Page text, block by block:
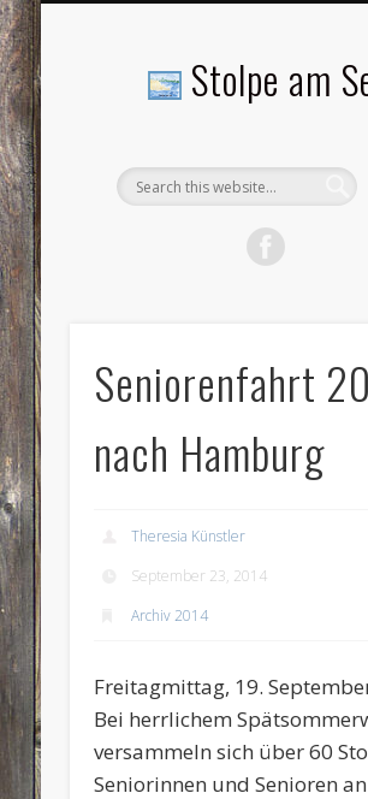
Stolpe am
Seniorenfahrt
nach Hamburg
Theresia Künstler
September 23, 2014
Archiv 2014
Freitagmittag, 19.
Bei herrlichem
versammeln sich über 60
Seniorinnen und Senioren